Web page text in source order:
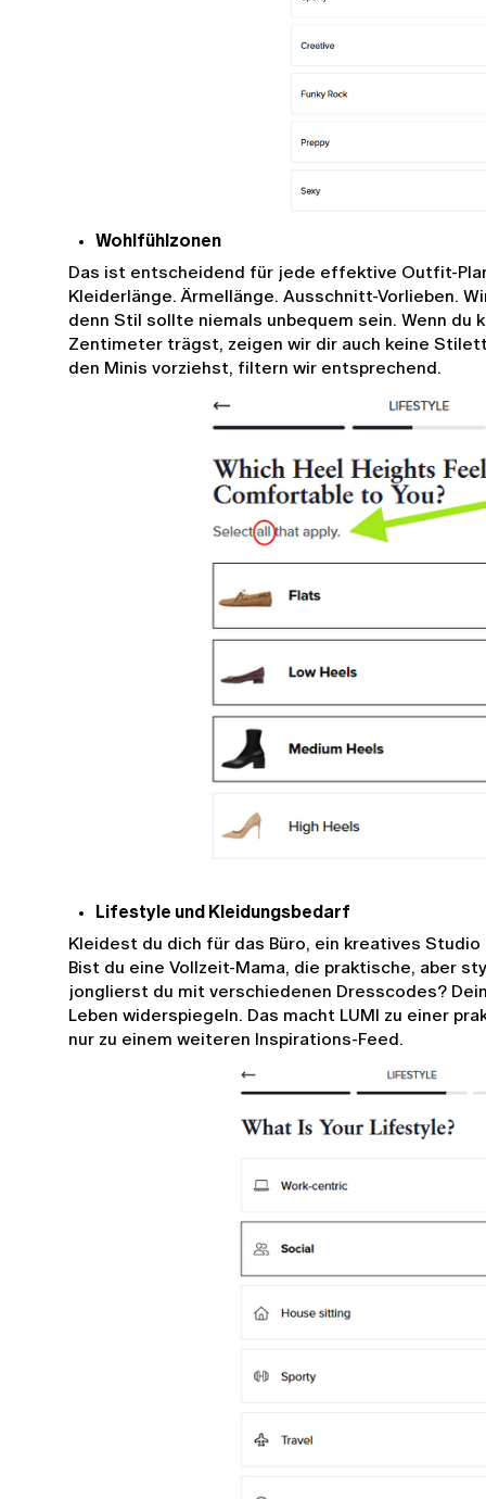
Wohlfühlzonen
Das ist entscheidend für jede effektive Outfit-
Kleiderlänge. Ärmellänge. Ausschnitt-Vorlieben.
denn Stil sollte niemals unbequem sein. Wenn du
Zentimeter trägst, zeigen wir dir auch keine
den Minis vorziehst, filtern wir entsprechend.
Lifestyle und Kleidungsbedarf
Kleidest du dich für das Büro, ein kreatives
Bist du eine Vollzeit-Mama, die praktische, aber
jonglierst du mit verschiedenen Dresscodes?
Leben widerspiegeln. Das macht LUMI zu einer
nur zu einem weiteren Inspirations-Feed.